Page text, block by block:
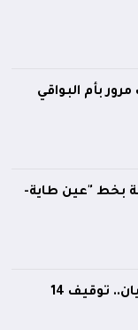
بخط "عين طاية-
الدرك يُطيح بعصابة أحياء في عين البنيان.. توقيف 14